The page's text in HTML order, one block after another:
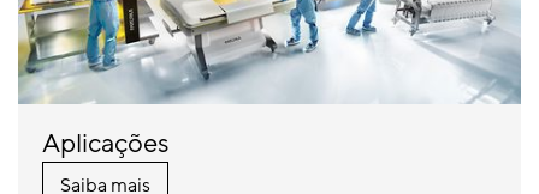
Aplicações
Saiba mais